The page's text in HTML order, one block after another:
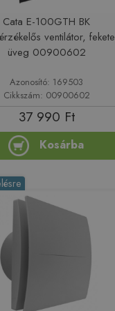
Cata E-100GTH BK
ventilátor, fekete
üveg 00900602
Azonosító: 169503
Cikkszám: 00900602
37 990 Ft
Kosárba